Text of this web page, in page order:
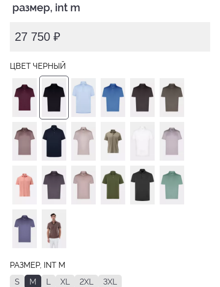
размер, int m
27 750 ₽
ЦВЕТ ЧЕРНЫЙ
РАЗМЕР, INT M
S
M L XL 2XL 3XL